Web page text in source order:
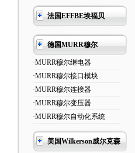
法国EFFBE埃福贝
德国MURR穆尔
·MURR穆尔继电器
·MURR穆尔接口模块
·MURR穆尔连接器
·MURR穆尔变压器
·MURR穆尔自动化系统
美国Wilkerson威尔克森